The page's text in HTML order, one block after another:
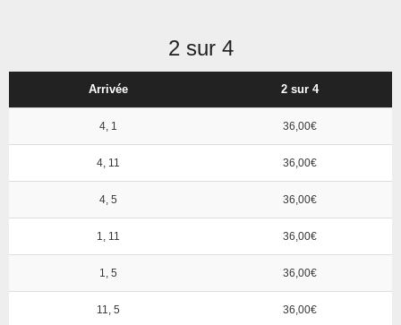
2 sur 4
Arrivée 2 sur 4
4, 1 36,00€
4, 11 36,00€
4, 5 36,00€
1, 11 36,00€
1, 5 36,00€
11, 5 36,00€